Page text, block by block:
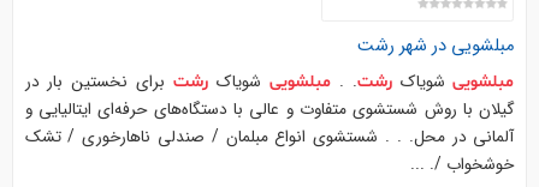
مبلشویی در شهر رشت
مبلشوییشویاکرشت. .مبلشویی شویاک رشتبرای نخستین بار در
گیلان با روش شستشوی متفاوت و عالی با دستگاه‌های حرفه‌ای ایتالیایی و
آلمانی در محل. . . شستشوی انواع مبلمان / صندلی ناهارخوری / تشک
خوشخواب /. ...